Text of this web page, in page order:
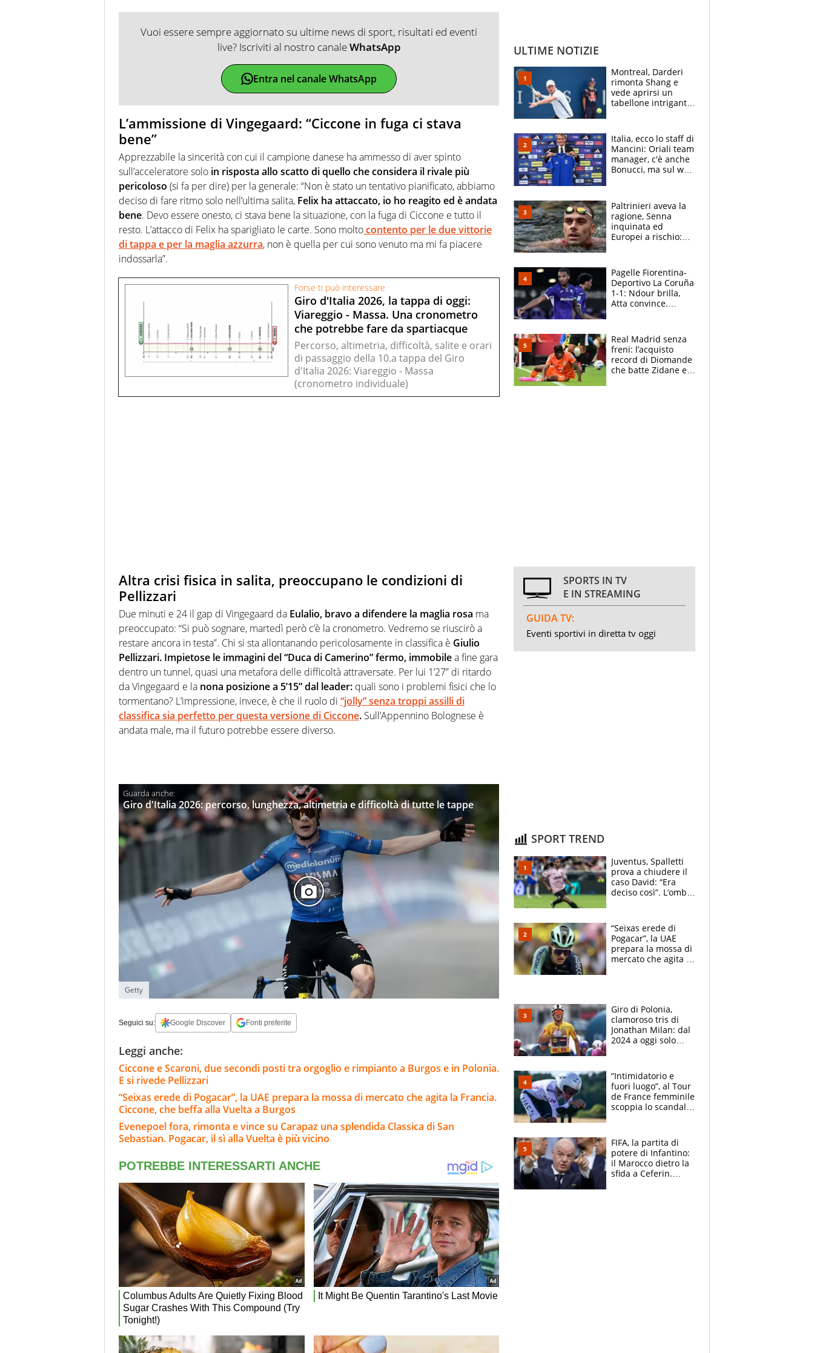
Vuoi essere sempre aggiornato su ultime news di sport, risultati ed eventi
live? Iscriviti al nostro canaleWhatsApp
Entra nel canale WhatsApp
L’ammissione di Vingegaard: “Ciccone in fuga ci stava
bene”
Apprezzabile la sincerità con cui il campione danese ha ammesso di aver spinto
sull’acceleratore solo in risposta allo scatto di quello che considera il rivale più
pericoloso (si fa per dire) per la generale: “Non è stato un tentativo pianificato, abbiamo
deciso di fare ritmo solo nell’ultima salita, Felix ha attaccato, io ho reagito ed è andata
bene. Devo essere onesto, ci stava bene la situazione, con la fuga di Ciccone e tutto il
resto. L’attacco di Felix ha sparigliato le carte. Sono moltocontento per le due vittorie
di tappa e per la maglia azzurra, non è quella per cui sono venuto ma mi fa piacere
indossarla”.
Forse ti può interessare
Giro d'Italia 2026, la tappa di oggi:
Viareggio - Massa. Una cronometro
che potrebbe fare da spartiacque
Percorso, altimetria, difficoltà, salite e orari
di passaggio della 10.a tappa del Giro
d'Italia 2026: Viareggio - Massa
(cronometro individuale)
Altra crisi fisica in salita, preoccupano le condizioni di
Pellizzari
Due minuti e 24 il gap di Vingegaard da Eulalio, bravo a difendere la maglia rosa ma
preoccupato: “Si può sognare, martedì però c’è la cronometro. Vedremo se riuscirò a
restare ancora in testa”. Chi si sta allontanando pericolosamente in classifica è Giulio
Pellizzari. Impietose le immagini del “Duca di Camerino” fermo, immobilea fine gara
dentro un tunnel, quasi una metafora delle difficoltà attraversate. Per lui 1’27” di ritardo
da Vingegaard e la nona posizione a 5’15” dal leader: quali sono i problemi fisici che lo
tormentano? L’impressione, invece, è che il ruolo di “jolly” senza troppi assilli di
classifica sia perfetto per questa versione di Ciccone. Sull’Appennino Bolognese è
andata male, ma il futuro potrebbe essere diverso.
Giro d'Italia 2026: percorso, lunghezza, altimetria e difficoltà di tutte le tappe
Getty
Seguici su: Google Discover Fonti preferite
Leggi anche:
Ciccone e Scaroni, due secondi posti tra orgoglio e rimpianto a Burgos e in Polonia.
E si rivede Pellizzari
“Seixas erede di Pogacar”, la UAE prepara la mossa di mercato che agita la Francia.
Ciccone, che beffa alla Vuelta a Burgos
Evenepoel fora, rimonta e vince su Carapaz una splendida Classica di San
Sebastian. Pogacar, il sì alla Vuelta è più vicino
ULTIME NOTIZIE
Montreal, Darderi
rimonta Shang e
vede aprirsi un
tabellone intrigante:
felice del mio livello"
Italia, ecco lo staff di
Mancini: Oriali team
manager, c'è anche
Bonucci, ma sul web
Paltrinieri aveva la
ragione, Senna
inquinata ed
Europei a rischio:
adesso
Pagelle Fiorentina-
Deportivo La Coruña
1-1: Ndour brilla,
Atta convince.
Real Madrid senza
freni: l’acquisto
record di Diomande
che batte Zidane e
SPORTS IN TV
E IN STREAMING
GUIDA TV:
Eventi sportivi in diretta tv oggi
SPORT TREND
Juventus, Spalletti
prova a chiudere il
caso David: “Era
deciso così”. L’ombra
“Seixas erede di
Pogacar”, la UAE
prepara la mossa di
mercato che agita la
Giro di Polonia,
clamoroso tris di
Jonathan Milan: dal
2024 a oggi solo
e Skerl
“Intimidatorio e
fuori luogo”, al Tour
de France femminile
scoppia lo scandalo:
atlete
FIFA, la partita di
potere di Infantino:
il Marocco dietro la
sfida a Ceferin.